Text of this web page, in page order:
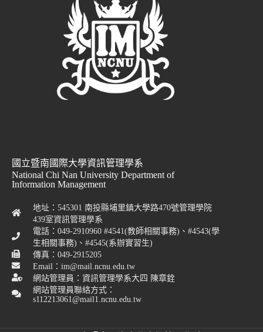
國立暨南國際大學資訊管理學系
National Chi Nan University Department of
Information Management
地址：545301 南投縣埔里鎮大學路470號管理學院
439室資訊管理學系
電話：049-2910960 #4541(教師相關事務)、#4543(學
生相關事務)、#4545(系辦實習生)
傳真：049-2915205
Email：im@mail.ncnu.edu.tw
網站管理員：資訊管理學系大四 陳章銓
網站管理員聯絡方式：
s112213061@mail1.ncnu.edu.tw